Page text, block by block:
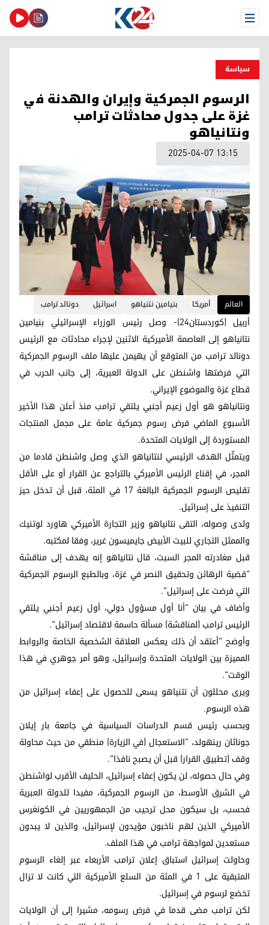
Open Menu
سیاسة
الرسوم الجمركية وإيران والهدنة في
غزة على جدول محادثات ترامب
ونتانياهو
2025-04-07 13:15
العالم أمريكا بنيامين نتنياهو اسرائيل دونالد ترامب
أربيل (كوردستان24)- وصل رئيس الوزراء الإسرائيلي بنيامين
نتانياهو إلى العاصمة الأميركية الاثنين لإجراء محادثات مع الرئيس
دونالد ترامب من المتوقع أن يهيمن عليها ملف الرسوم الجمركية
التي فرضتها واشنطن على الدولة العبرية، إلى جانب الحرب في
قطاع غزة والموضوع الإيراني.
ونتانياهو هو أول زعيم أجنبي يلتقي ترامب منذ أعلن هذا الأخير
الأسبوع الماضي فرض رسوم جمركية عامة على مجمل المنتجات
المستوردة إلى الولايات المتحدة.
ويتمثّل الهدف الرئيسي لنتانياهو الذي وصل واشنطن قادما من
المجر، في إقناع الرئيس الأميركي بالتراجع عن القرار أو على الأقل
تقليص الرسوم الجمركية البالغة 17 في المئة، قبل أن تدخل حيز
التنفيذ على إسرائيل.
ولدى وصوله، التقى نتانياهو وزير التجارة الأميركي هاورد لوتنيك
والممثل التجاري للبيت الأبيض جايميسون غرير، وفقا لمكتبه.
قبل مغادرته المجر السبت، قال نتانياهو إنه يهدف إلى مناقشة
"قضية الرهائن وتحقيق النصر في غزة، وبالطبع الرسوم الجمركية
التي فرضت على إسرائيل".
وأضاف في بيان "أنا أول مسؤول دولي، أول زعيم أجنبي يلتقي
الرئيس ترامب (لمناقشة) مسألة حاسمة لاقتصاد إسرائيل".
وأوضح "أعتقد أن ذلك يعكس العلاقة الشخصية الخاصة والروابط
المميزة بين الولايات المتحدة وإسرائيل، وهو أمر جوهري في هذا
الوقت".
ويرى محللون أن نتنياهو يسعى للحصول على إعفاء إسرائيل من
هذه الرسوم.
وبحسب رئيس قسم الدراسات السياسية في جامعة بار إيلان
جوناثان رينهولد، "الاستعجال (في الزيارة) منطقي من حيث محاولة
وقف (تطبيق القرار) قبل أن يصبح نافذا".
وفي حال حصوله، لن يكون إعفاء إسرائيل، الحليف الأقرب لواشنطن
في الشرق الأوسط، من الرسوم الجمركية، مفيدا للدولة العبرية
فحسب، بل سيكون محل ترحيب من الجمهوريين في الكونغرس
الأميركي الذين لهم ناخبون مؤيدون لإسرائيل، والذين لا يبدون
مستعدين لمواجهة ترامب في هذا الملف.
وحاولت إسرائيل استباق إعلان ترامب الأربعاء عبر إلغاء الرسوم
المتبقية على 1 في المئة من السلع الأميركية التي كانت لا تزال
تخضع لرسوم في إسرائيل.
لكن ترامب مضى قدما في فرض رسومه، مشيرا إلى أن الولايات